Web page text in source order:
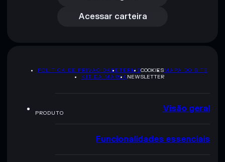
Acessar carteira
POLÍTICA DE PRIVACIDADETERMSCOOKIESMAPA DO SITE
KIT DA MARCA NEWSLETTER
PRODUTO Visão geral
Funcionalidades essenciais